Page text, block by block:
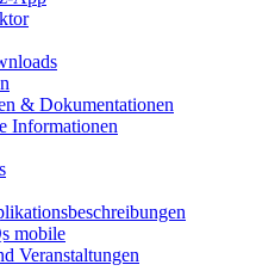
& Dokumentationen
Informationen
mobile
Veranstaltungen